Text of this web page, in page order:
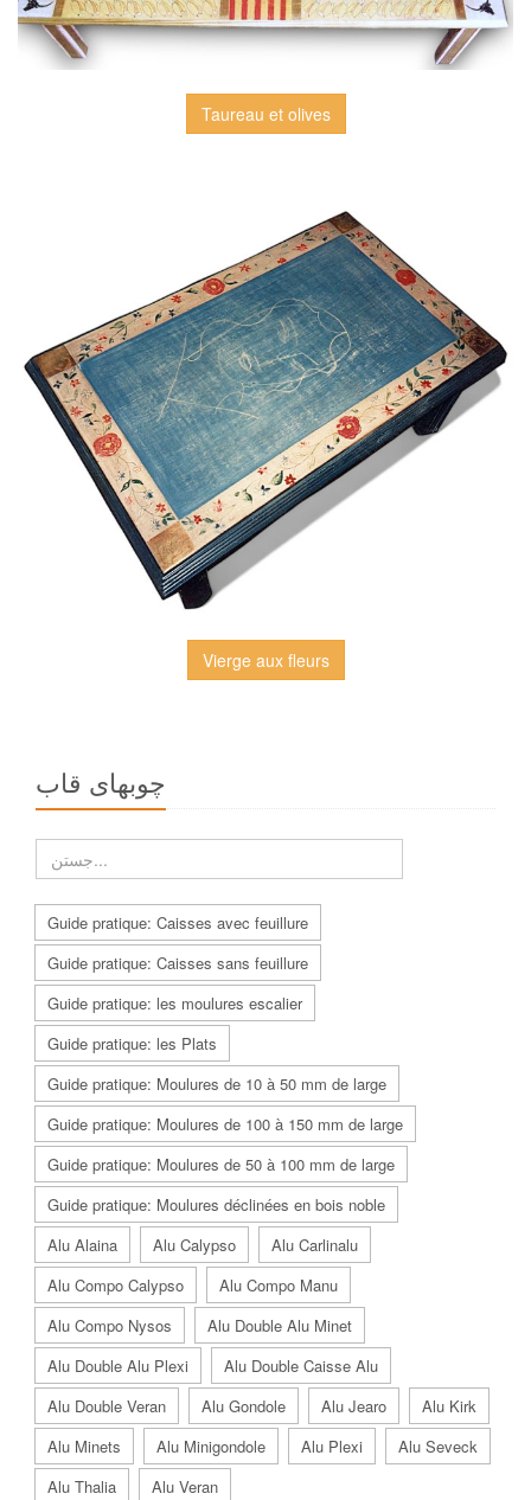
Taureau et olives
Vierge aux fleurs
چوبهاى قاب
Guide pratique: Caisses avec feuillure
Guide pratique: Caisses sans feuillure
Guide pratique: les moulures escalier
Guide pratique: les Plats
Guide pratique: Moulures de 10 à 50 mm de large
Guide pratique: Moulures de 100 à 150 mm de large
Guide pratique: Moulures de 50 à 100 mm de large
Guide pratique: Moulures déclinées en bois noble
Alu Alaina
Alu Calypso
Alu Carlinalu
Alu Compo Calypso
Alu Compo Manu
Alu Compo Nysos
Alu Double Alu Minet
Alu Double Alu Plexi
Alu Double Caisse Alu
Alu Double Veran
Alu Gondole Alu Jearo
Alu Kirk
Alu Minets
Alu Minigondole Alu Plexi
Alu Seveck
Alu Thalia
Alu Veran